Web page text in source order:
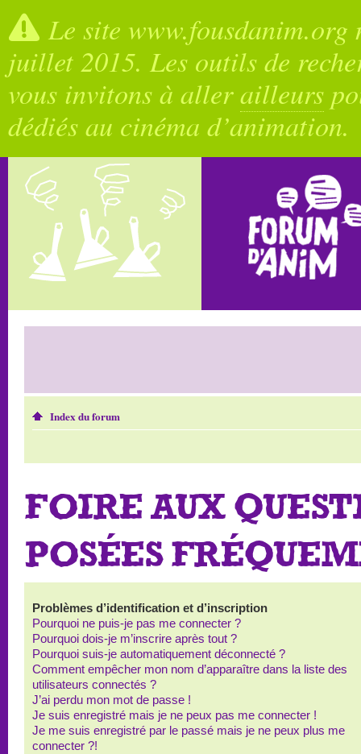
Le site
juillet 2015. Les outils de
vous invitons à allerailleurs
dédiés au cinéma d’animation.
Index du forum
FOIRE AUX
POSÉES
Problèmes d’identification et d’inscription
Pourquoi ne puis-je pas me connecter ?
Pourquoi dois-je m’inscrire après tout ?
Pourquoi suis-je automatiquement déconnecté ?
Comment empêcher mon nom d’apparaître dans la liste des
utilisateurs connectés ?
J’ai perdu mon mot de passe !
Je suis enregistré mais je ne peux pas me connecter !
Je me suis enregistré par le passé mais je ne peux plus me
connecter ?!